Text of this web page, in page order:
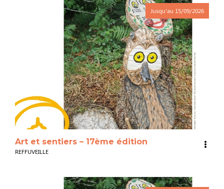
Jusqu'au 15/09/2026
Art et sentiers – 17ème édition
REFFUVEILLE